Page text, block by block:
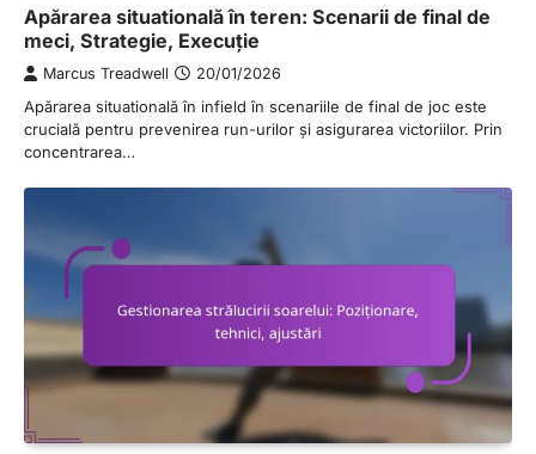
Apărarea situatională în teren: Scenarii de final de
meci, Strategie, Execuție
Marcus Treadwell 20/01/2026
Apărarea situatională în infield în scenariile de final de joc este
crucială pentru prevenirea run-urilor și asigurarea victoriilor. Prin
concentrarea…